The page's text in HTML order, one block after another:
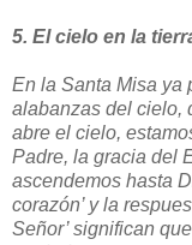
5. El cielo en la
En la Santa Misa ya
alabanzas del cielo,
abre el cielo,
Padre, la gracia del
ascendemos hasta
corazón’ y la
Señor’ significan